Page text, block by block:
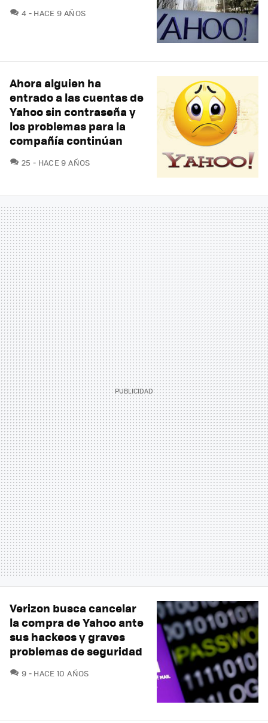
4 COMENTARIOS
HACE 9 AÑOS
Ahora alguien ha
entrado a las cuentas de
Yahoo sin contraseña y
los problemas para la
compañía continúan
25 COMENTARIOS
HACE 9 AÑOS
Verizon busca cancelar
la compra de Yahoo ante
sus hackeos y graves
problemas de seguridad
9 COMENTARIOS
HACE 10 AÑOS